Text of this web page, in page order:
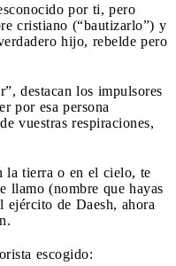
por ti, pero
cristiano (“bautizarlo”) y
hijo, rebelde pero
destacan los impulsores
por esa persona
vuestras respiraciones,
la tierra o en el cielo, te
llamo (nombre que hayas
ejército de Daesh, ahora
escogido: